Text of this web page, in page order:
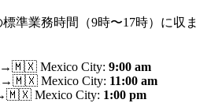
準業務時間（9時〜17時）に収ま
→🇲🇽 Mexico City: 9:00 am
→🇲🇽 Mexico City: 11:00 am
🇲🇽 Mexico City: 1:00 pm